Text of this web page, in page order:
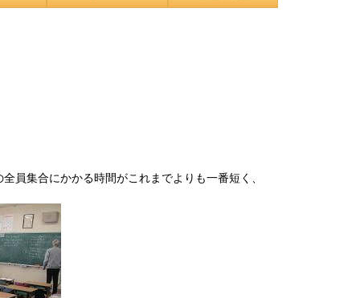
員集合にかかる時間がこれまでよりも一番短く、